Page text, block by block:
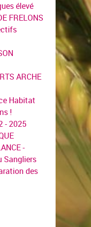
élevé
FRELONS
ARCHE
Habitat
!
- 2025
-
Sangliers
des